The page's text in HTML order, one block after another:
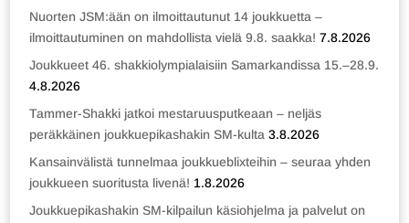
Nuorten JSM:ään on ilmoittautunut 14 joukkuetta –
ilmoittautuminen on mahdollista vielä 9.8. saakka! 7.8.2026
Joukkueet 46. shakkiolympialaisiin Samarkandissa 15.–28.9.
4.8.2026
Tammer-Shakki jatkoi mestaruusputkeaan – neljäs
peräkkäinen joukkuepikashakin SM-kulta 3.8.2026
Kansainvälistä tunnelmaa joukkueblixteihin – seuraa yhden
joukkueen suoritusta livenä! 1.8.2026
Joukkuepikashakin SM-kilpailun käsiohjelma ja palvelut on